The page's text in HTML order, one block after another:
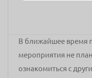
В ближайшее время
мероприятия не
ознакомиться с